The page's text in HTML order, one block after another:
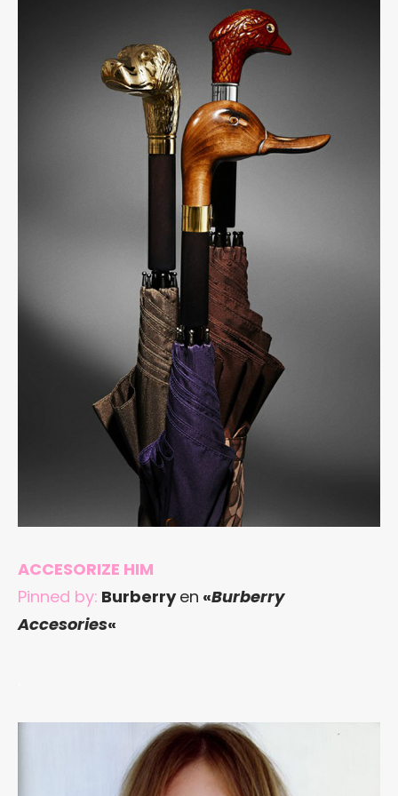
ACCESORIZE HIM
Pinned by: Burberryen «Burberry
Accesories«